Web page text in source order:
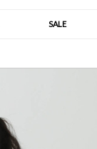
SALE